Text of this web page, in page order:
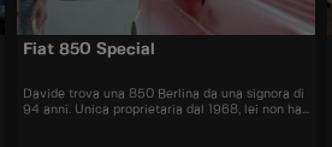
Fiat 850 Special
Davide trova una 850 Berlina da una signora di
94 anni. Unica proprietaria dal 1968, lei non ha